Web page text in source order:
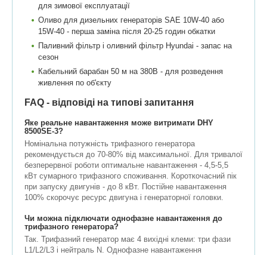
для зимової експлуатації
Оливо для дизельних генераторів SAE 10W-40 або
15W-40 - перша заміна після 20-25 годин обкатки
Паливний фільтр і оливний фільтр Hyundai - запас на
сезон
Кабельний барабан 50 м на 380В - для розведення
живлення по об'єкту
FAQ - відповіді на типові запитання
Яке реальне навантаження може витримати DHY
8500SE-3?
Номінальна потужність трифазного генератора
рекомендується до 70-80% від максимальної. Для тривалої
безперервної роботи оптимальне навантаження - 4,5-5,5
кВт сумарного трифазного споживання. Короткочасний пік
при запуску двигунів - до 8 кВт. Постійне навантаження
100% скорочує ресурс двигуна і генераторної головки.
Чи можна підключати однофазне навантаження до
трифазного генератора?
Так. Трифазний генератор має 4 вихідні клеми: три фази
L1/L2/L3 і нейтраль N. Однофазне навантаження